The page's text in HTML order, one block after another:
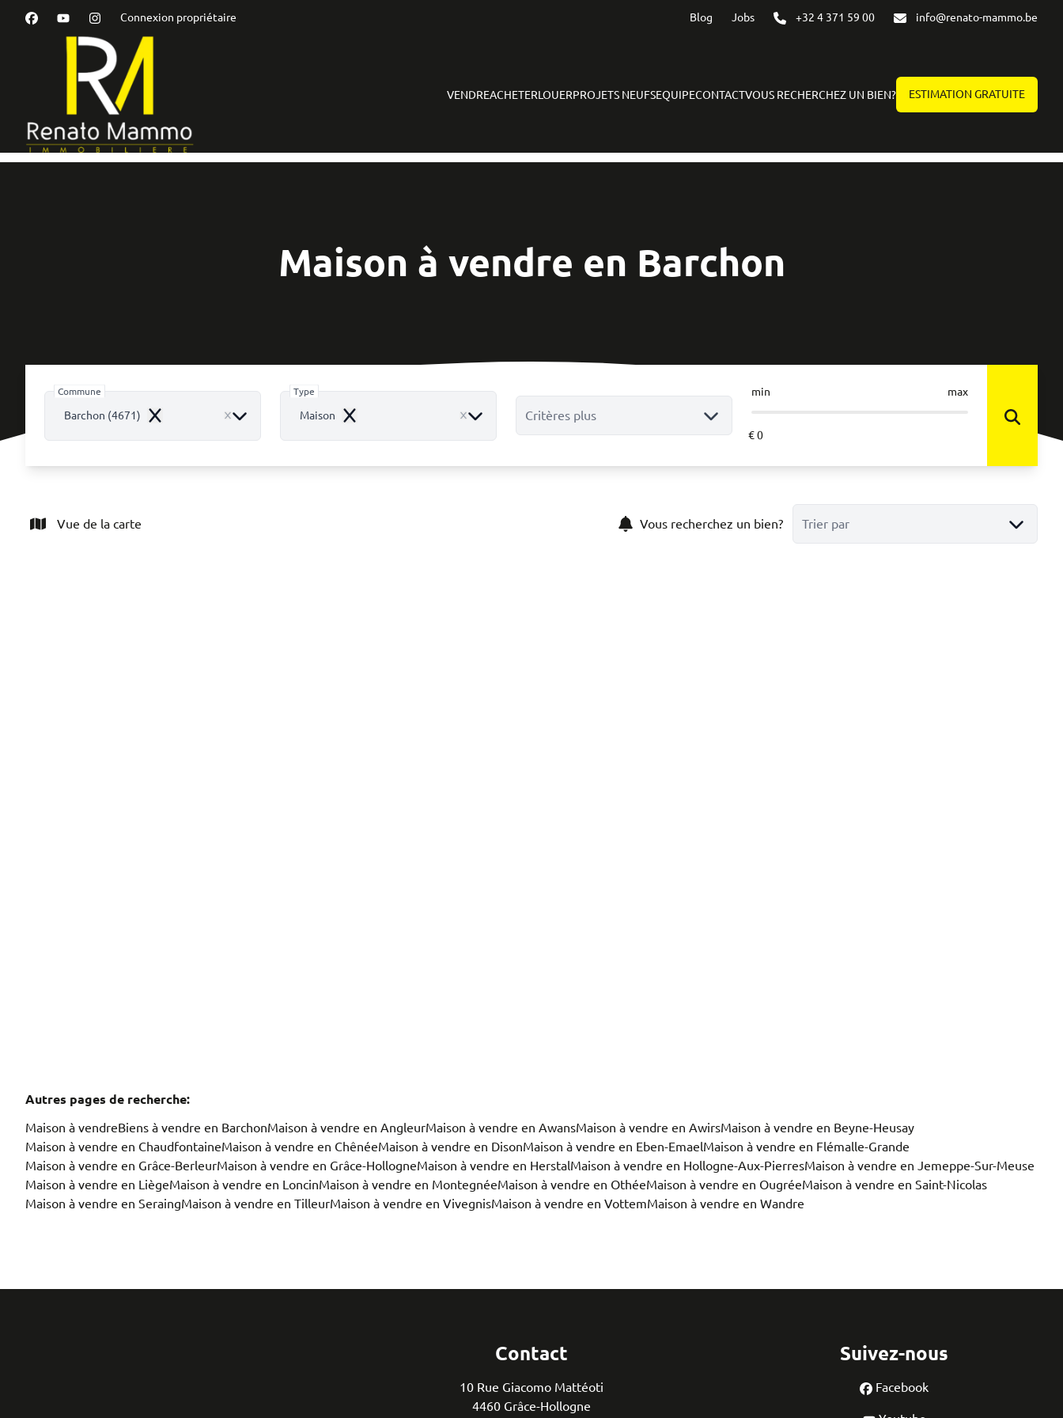
Aller au contenu principal
Connexion propriétaire Blog Jobs +32 4 371 59 00 info@renato-mammo.be
VENDREACHETERLOUERPROJETS NEUFSEQUIPECONTACTVOUS RECHERCHEZ UN BIEN? ESTIMATION GRATUITE
Maison à vendre en Barchon
Commune
Barchon (4671)
Remove
Type
Maison
Remove Critères plus
min max
Vue de la carte Vous recherchez un bien? Trier par
Autres pages de recherche:
Maison à vendreBiens à vendre en BarchonMaison à vendre en AngleurMaison à vendre en AwansMaison à vendre en AwirsMaison à vendre en Beyne-Heusay
Maison à vendre en ChaudfontaineMaison à vendre en ChênéeMaison à vendre en DisonMaison à vendre en Eben-EmaelMaison à vendre en Flémalle-Grande
Maison à vendre en Grâce-BerleurMaison à vendre en Grâce-HollogneMaison à vendre en HerstalMaison à vendre en Hollogne-Aux-PierresMaison à vendre en Jemeppe-Sur-Meuse
Maison à vendre en LiègeMaison à vendre en LoncinMaison à vendre en MontegnéeMaison à vendre en OthéeMaison à vendre en OugréeMaison à vendre en Saint-Nicolas
Maison à vendre en SeraingMaison à vendre en TilleurMaison à vendre en VivegnisMaison à vendre en VottemMaison à vendre en Wandre
Contact
10 Rue Giacomo Mattéoti
4460 Grâce-Hollogne
Suivez-nous
Facebook